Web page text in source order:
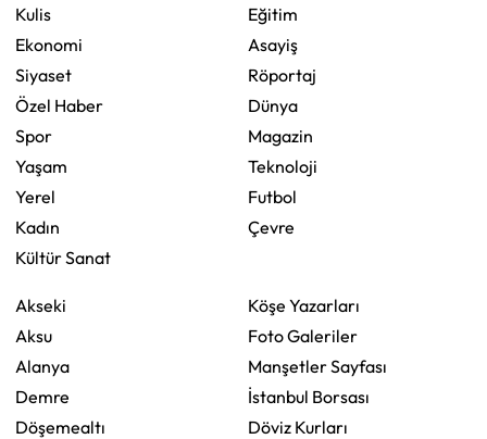
Kulis
Ekonomi
Siyaset
Özel Haber
Spor
Yaşam
Yerel
Kadın
Kültür Sanat
Eğitim
Asayiş
Röportaj
Dünya
Magazin
Teknoloji
Futbol
Çevre
Akseki
Aksu
Alanya
Demre
Döşemealtı
Köşe Yazarları
Foto Galeriler
Manşetler Sayfası
İstanbul Borsası
Döviz Kurları